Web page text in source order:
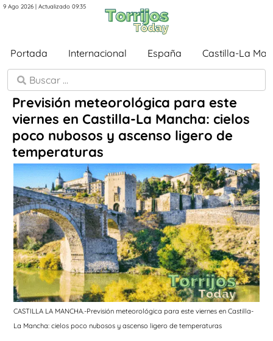
9 Ago 2026 | Actualizado 09:35
Portada Internacional España Castilla-La
Previsión meteorológica para este
viernes en Castilla-La Mancha: cielos
poco nubosos y ascenso ligero de
temperaturas
CASTILLA LA MANCHA.-Previsión meteorológica para este viernes en Castilla-
La Mancha: cielos poco nubosos y ascenso ligero de temperaturas